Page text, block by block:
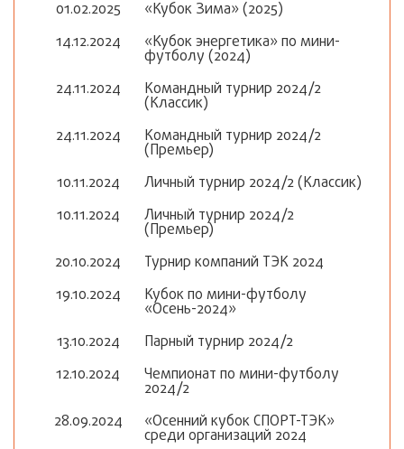
01.02.2025
«Кубок Зима» (2025)
14.12.2024
«Кубок энергетика» по мини-
футболу (2024)
24.11.2024
Командный турнир 2024/2
(Классик)
24.11.2024
Командный турнир 2024/2
(Премьер)
10.11.2024
Личный турнир 2024/2 (Классик)
10.11.2024
Личный турнир 2024/2
(Премьер)
20.10.2024
Турнир компаний ТЭК 2024
19.10.2024
Кубок по мини-футболу
«Осень-2024»
13.10.2024
Парный турнир 2024/2
12.10.2024
Чемпионат по мини-футболу
2024/2
28.09.2024
«Осенний кубок СПОРТ-ТЭК»
среди организаций 2024